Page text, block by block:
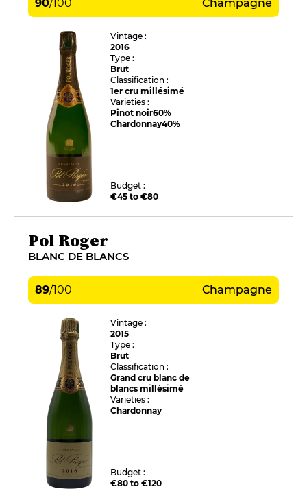
90/ 100 Champagne
Vintage :
2016
Type :
Brut
Classification :
1er cru millésimé
Varieties :
Pinot noir60%
Chardonnay40%
Budget :
€45 to €80
Pol Roger
BLANC DE BLANCS
89/100 Champagne
Vintage :
2015
Type :
Brut
Classification :
Grand cru blanc de
blancs millésimé
Varieties :
Chardonnay
Budget :
€80 to €120